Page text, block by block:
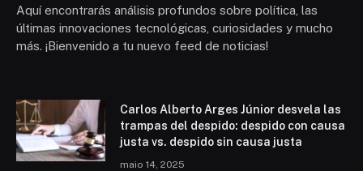
Aquí encontrarás análisis profundos sobre política, las
últimas innovaciones tecnológicas, curiosidades y mucho
más. ¡Bienvenido a tu nuevo feed de noticias!
Carlos Alberto Arges Júnior desvela las
trampas del despido: despido con causa
justa vs. despido sin causa justa
maio 14, 2025